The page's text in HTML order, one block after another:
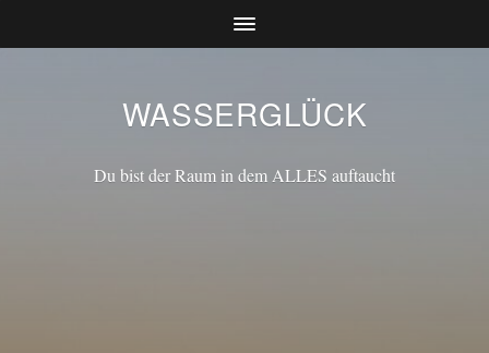
WASSERGLÜCK
Du bist der Raum in dem ALLES auftaucht